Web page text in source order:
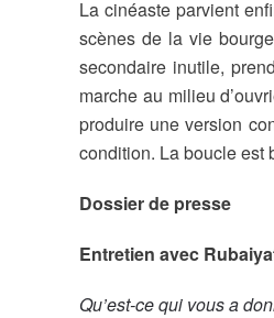
La cinéaste parvient
scènes de la vie
secondaire inutile,
marche au milieu
produire une version
condition. La boucle est
Dossier de presse
Entretien avec
Qu’est-ce qui vous a